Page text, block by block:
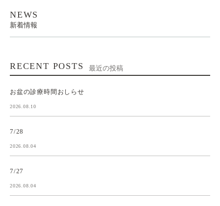
NEWS
新着情報
RECENT POSTS 最近の投稿
お盆の診療時間おしらせ
2026.08.10
7/28
2026.08.04
7/27
2026.08.04